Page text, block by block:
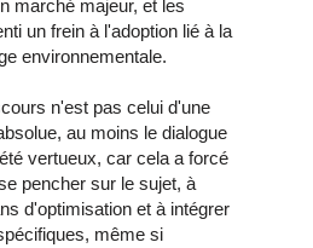
marché majeur, et les
un frein à l'adoption lié à la
environnementale.
n'est pas celui d'une
au moins le dialogue
vertueux, car cela a forcé
pencher sur le sujet, à
d'optimisation et à intégrer
même si